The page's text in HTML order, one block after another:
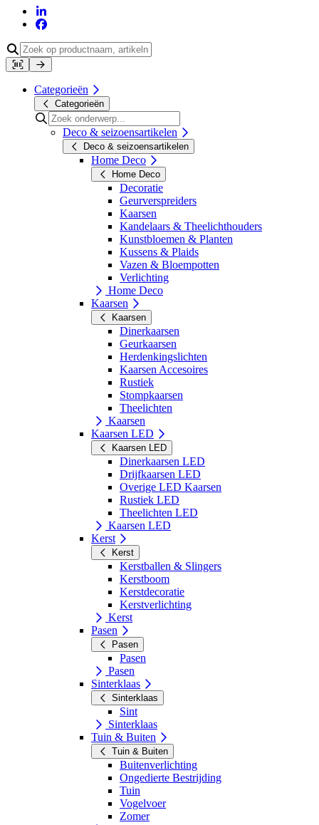
Categorieën
Categorieën
Deco & seizoensartikelen
Deco & seizoensartikelen
Home Deco
Home Deco
Decoratie
Geurverspreiders
Kaarsen
Kandelaars & Theelichthouders
Kunstbloemen & Planten
Kussens & Plaids
Vazen & Bloempotten
Verlichting
Home Deco
Kaarsen
Kaarsen
Dinerkaarsen
Geurkaarsen
Herdenkingslichten
Kaarsen Accesoires
Rustiek
Stompkaarsen
Theelichten
Kaarsen
Kaarsen LED
Kaarsen LED
Dinerkaarsen LED
Drijfkaarsen LED
Overige LED Kaarsen
Rustiek LED
Theelichten LED
Kaarsen LED
Kerst
Kerst
Kerstballen & Slingers
Kerstboom
Kerstdecoratie
Kerstverlichting
Kerst
Pasen
Pasen
Pasen
Pasen
Sinterklaas
Sinterklaas
Sint
Sinterklaas
Tuin & Buiten
Tuin & Buiten
Buitenverlichting
Ongedierte Bestrijding
Tuin
Vogelvoer
Zomer